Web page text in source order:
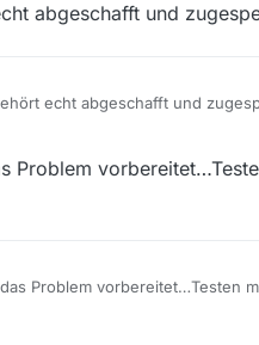
abgeschafft und
echt abgeschafft und
Problem
Problem vorbereitet…Testen